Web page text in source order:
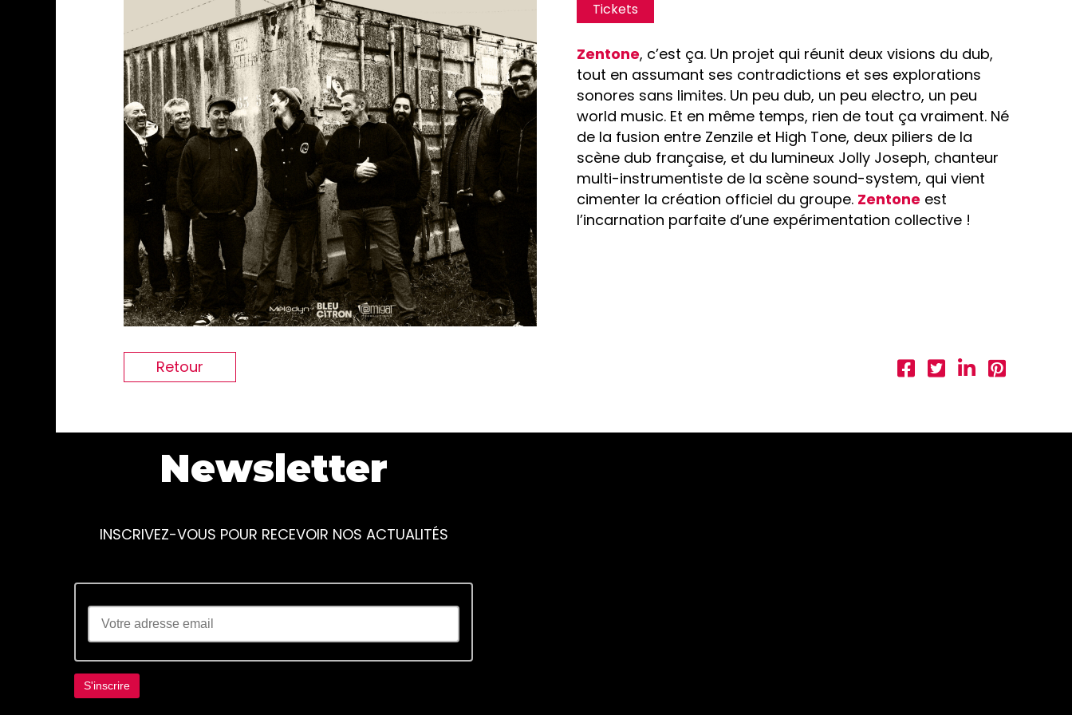
Tickets
Zentone, c’est ça. Un projet qui réunit deux visions du dub,
tout en assumant ses contradictions et ses explorations
sonores sans limites. Un peu dub, un peu electro, un peu
world music. Et en même temps, rien de tout ça vraiment. Né
de la fusion entre Zenzile et High Tone, deux piliers de la
scène dub française, et du lumineux Jolly Joseph, chanteur
multi-instrumentiste de la scène sound-system, qui vient
cimenter la création officiel du groupe. Zentone est
l’incarnation parfaite d’une expérimentation collective !
Retour
Newsletter
INSCRIVEZ-VOUS POUR RECEVOIR NOS ACTUALITÉS